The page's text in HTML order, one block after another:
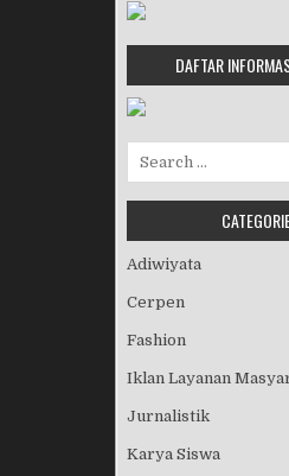
DAFTAR
Search for:
Adiwiyata
Cerpen
Fashion
Iklan Layanan
Jurnalistik
Karya Siswa